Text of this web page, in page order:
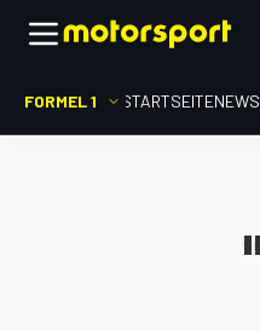
FORMEL 1 STARTSEITENEWS